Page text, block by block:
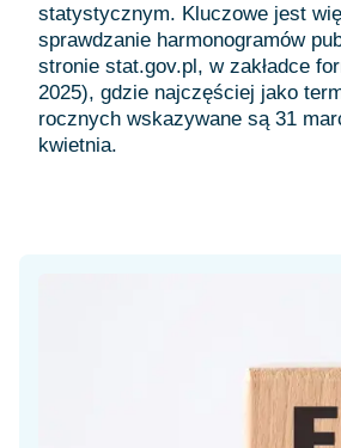
statystycznym. Kluczowe jest
sprawdzanie harmonogramów
stronie stat.gov.pl, w zakładce
2025), gdzie najczęściej jako
rocznych wskazywane są 31